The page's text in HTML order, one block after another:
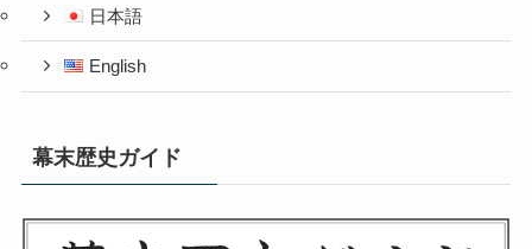
日本語
English
幕末歴史ガイド